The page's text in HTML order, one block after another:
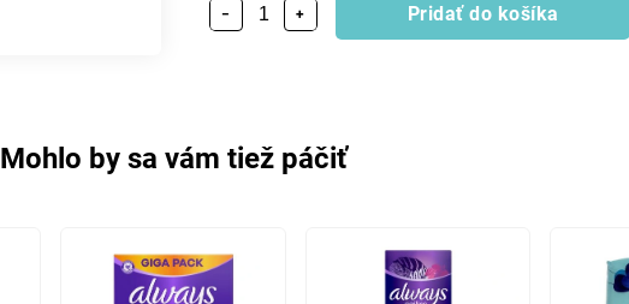
+
− Pridať do košíka
Mohlo by sa vám tiež páčiť